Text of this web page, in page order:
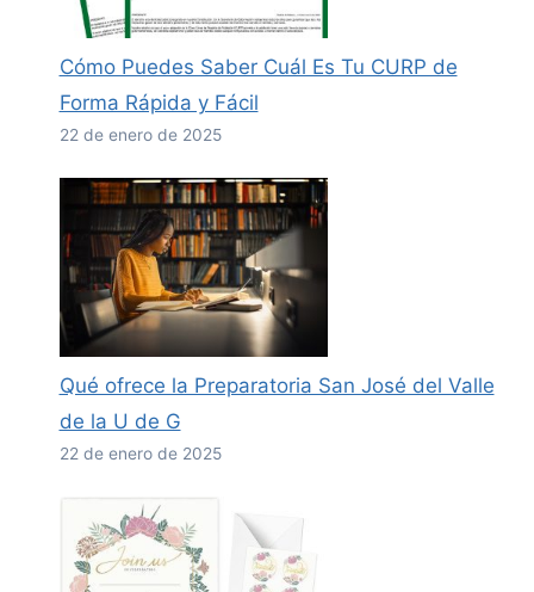
Cómo Puedes Saber Cuál Es Tu CURP de
Forma Rápida y Fácil
22 de enero de 2025
Qué ofrece la Preparatoria San José del Valle
de la U de G
22 de enero de 2025